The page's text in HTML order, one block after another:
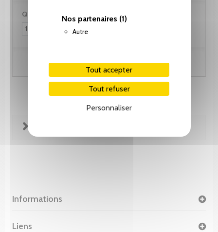
Nos partenaires (1)
Autre
Tout accepter
Tout refuser
Personnaliser
Quantité :
Ajouter au panier
Informations
Liens